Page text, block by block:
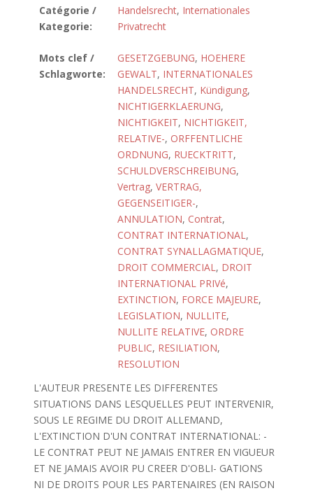
Catégorie /
Kategorie:
Handelsrecht, Internationales
Privatrecht
Mots clef /
Schlagworte:
GESETZGEBUNG, HOEHERE
GEWALT, INTERNATIONALES
HANDELSRECHT, Kündigung,
NICHTIGERKLAERUNG,
NICHTIGKEIT, NICHTIGKEIT,
RELATIVE-, ORFFENTLICHE
ORDNUNG, RUECKTRITT,
SCHULDVERSCHREIBUNG,
Vertrag, VERTRAG,
GEGENSEITIGER-,
ANNULATION, Contrat,
CONTRAT INTERNATIONAL,
CONTRAT SYNALLAGMATIQUE,
DROIT COMMERCIAL, DROIT
INTERNATIONAL PRIVé,
EXTINCTION, FORCE MAJEURE,
LEGISLATION, NULLITE,
NULLITE RELATIVE, ORDRE
PUBLIC, RESILIATION,
RESOLUTION
L'AUTEUR PRESENTE LES DIFFERENTES
SITUATIONS DANS LESQUELLES PEUT INTERVENIR,
SOUS LE REGIME DU DROIT ALLEMAND,
L'EXTINCTION D'UN CONTRAT INTERNATIONAL: -
LE CONTRAT PEUT NE JAMAIS ENTRER EN VIGUEUR
ET NE JAMAIS AVOIR PU CREER D'OBLI- GATIONS
NI DE DROITS POUR LES PARTENAIRES (EN RAISON